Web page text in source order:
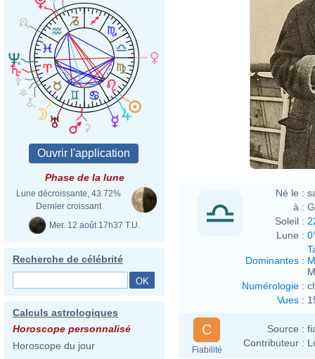
Phase de la lune
Lune décroissante, 43.72%
Dernier croissant
Mer. 12 août 17h37 T.U.
Recherche de célébrité
Calculs astrologiques
Horoscope personnalisé
Horoscope du jour
Né le :
à :
Soleil :
Lune :
Dominantes :
Numérologie :
Vues :
C
Fiabilité
Source :
Contributeur :